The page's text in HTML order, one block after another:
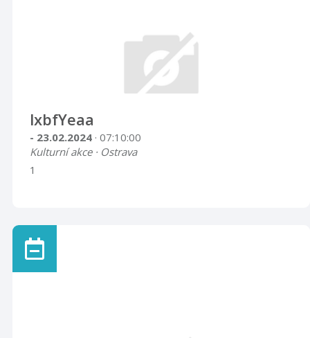
lxbfYeaa
- 23.02.2024 · 07:10:00
Kulturní akce · Ostrava
1